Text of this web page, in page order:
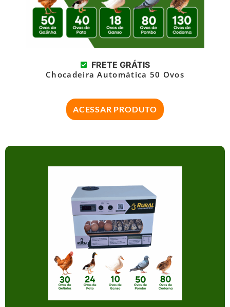
FRETE GRÁTIS
Chocadeira Automática 50 Ovos
ACESSAR PRODUTO